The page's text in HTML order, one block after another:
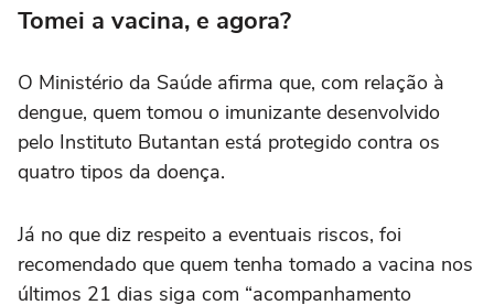
Tomei a vacina, e agora?
O Ministério da Saúde afirma que, com relação à
dengue, quem tomou o imunizante desenvolvido
pelo Instituto Butantan está protegido contra os
quatro tipos da doença.
Já no que diz respeito a eventuais riscos, foi
recomendado que quem tenha tomado a vacina nos
últimos 21 dias siga com “acompanhamento